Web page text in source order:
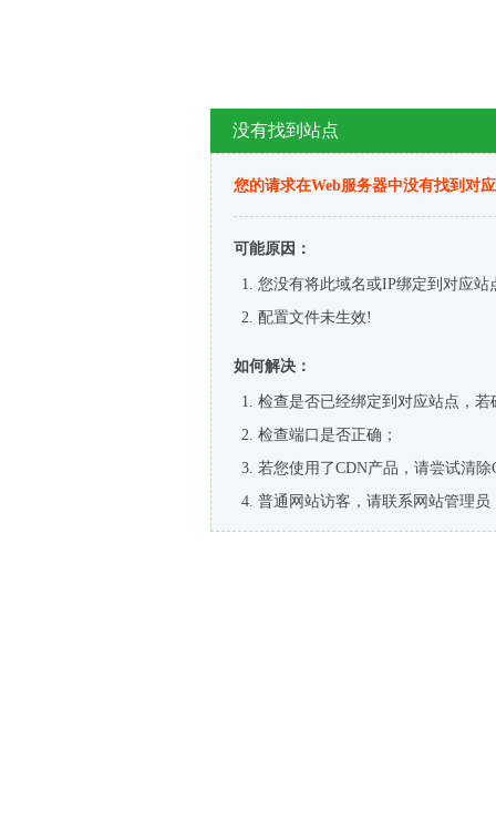
没有找到站点
您的请求在Web服务器中没有找到对
可能原因：
您没有将此域名或IP绑定到对应站
配置文件未生效!
如何解决：
检查是否已经绑定到对应站点，
检查端口是否正确；
若您使用了CDN产品，请尝试清除
普通网站访客，请联系网站管理员